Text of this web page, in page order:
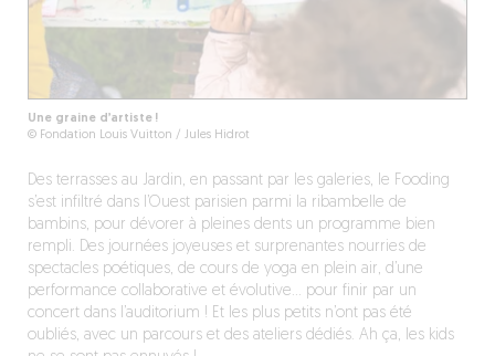
Une graine d’artiste !
© Fondation Louis Vuitton / Jules Hidrot
Des terrasses au Jardin, en passant par les galeries, le Fooding
s’est infiltré dans l’Ouest parisien parmi la ribambelle de
bambins, pour dévorer à pleines dents un programme bien
rempli. Des journées joyeuses et surprenantes nourries de
spectacles poétiques, de cours de yoga en plein air, d’une
performance collaborative et évolutive… pour finir par un
concert dans l’auditorium ! Et les plus petits n’ont pas été
oubliés, avec un parcours et des ateliers dédiés. Ah ça, les kids